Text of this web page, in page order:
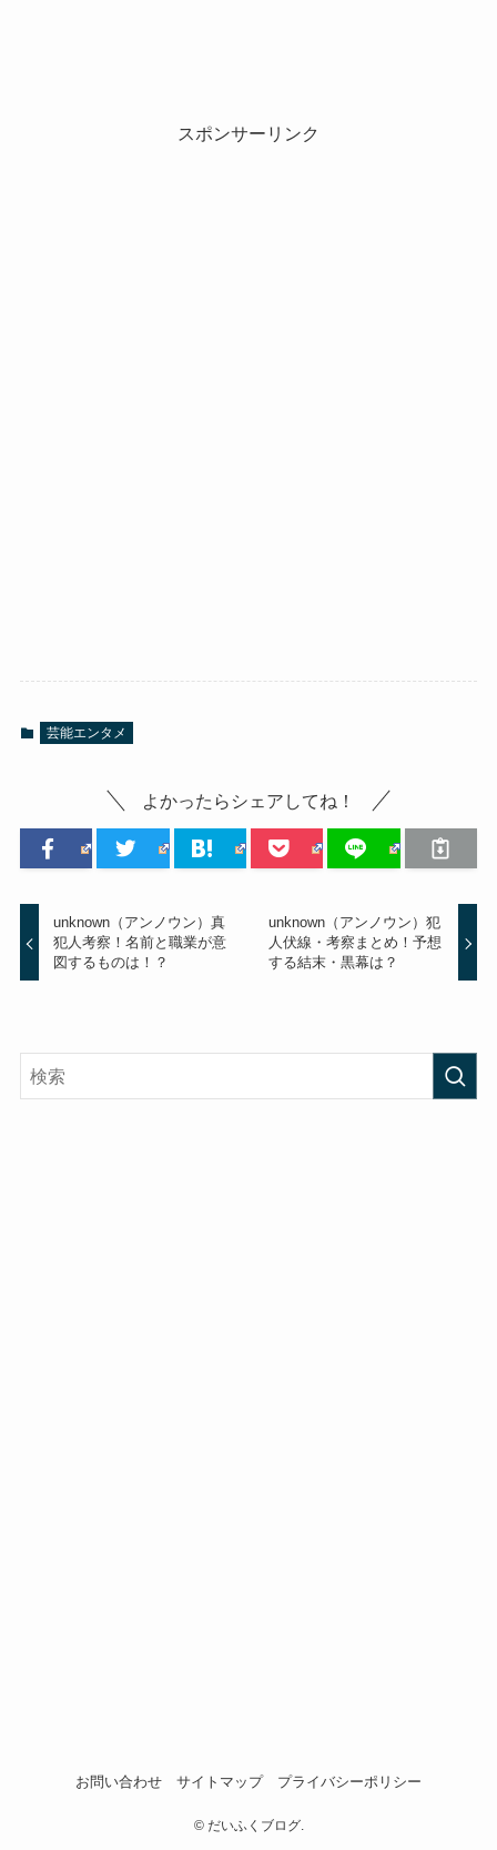
スポンサーリンク
芸能エンタメ
よかったらシェアしてね！
unknown（アンノウン）真
犯人考察！名前と職業が意
図するものは！？
unknown（アンノウン）犯
人伏線・考察まとめ！予想
する結末・黒幕は？
お問い合わせ サイトマップ プライバシーポリシー
©だいふくブログ.